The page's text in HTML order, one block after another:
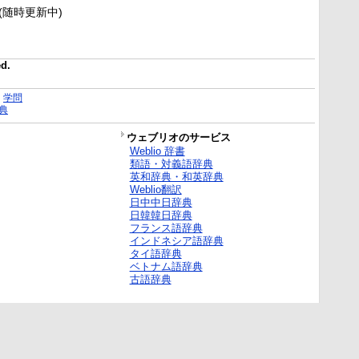
時更新中)
学問
ウェブリオのサービス
Weblio 辞書
類語・対義語辞典
英和辞典・和英辞典
Weblio翻訳
日中中日辞典
日韓韓日辞典
フランス語辞典
インドネシア語辞典
タイ語辞典
ベトナム語辞典
古語辞典